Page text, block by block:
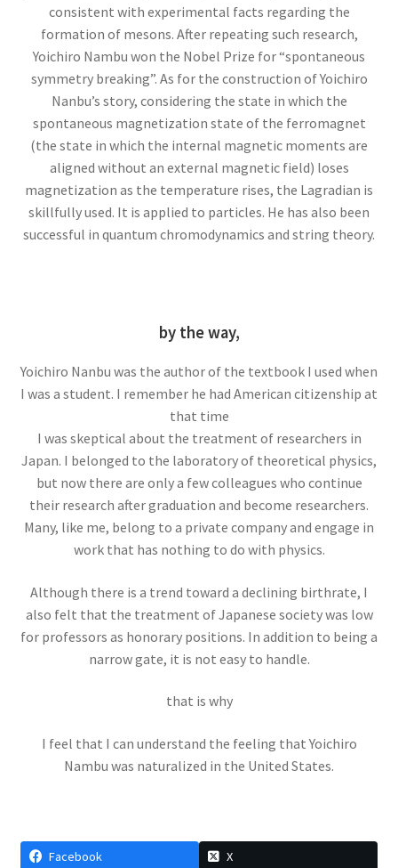
域を開拓】
アーサー・コンプトン
【ガンマ線の散乱・吸収を研究｜粒子の波動性
と粒子性を研究】
アーネスト・ラザフォード
ギブス・山川健次郎・ナイキスト等
が学んだ名門
イギリス関係の人々
ニュートン・マクスウェルからディラック・ホーキング、他
イタリア関係の物理学者
【コペルニクスからフェルミまでの系譜】
ウィリアム・トムソン
consistent with experimental facts regarding the
formation of mesons. After repeating such research,
Yoichiro Nambu won the Nobel Prize for “spontaneous
symmetry breaking”. As for the construction of Yoichiro
Nanbu’s story, considering the state in which the
spontaneous magnetization state of the ferromagnet
(the state in which the internal magnetic moments are
aligned without an external magnetic field) loses
magnetization as the temperature rises, the Lagradian is
skillfully used. It is applied to particles. He has also been
successful in quantum chromodynamics and string theory.
by the way,
Yoichiro Nanbu was the author of the textbook I used when
I was a student. I remember he had American citizenship at
that time
I was skeptical about the treatment of researchers in
Japan. I belonged to the laboratory of theoretical physics,
but now there are only a few colleagues who continue
their research after graduation and become researchers.
Many, like me, belong to a private company and engage in
work that has nothing to do with physics.
Although there is a trend toward a declining birthrate, I
also felt that the treatment of Japanese society was low
for professors as honorary positions. In addition to being a
narrow gate, it is not easy to handle.
that is why
I feel that I can understand the feeling that Yoichiro
Nambu was naturalized in the United States.
Facebook
X